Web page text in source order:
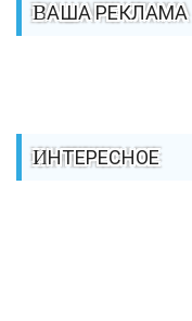
ВАША РЕКЛАМА
ИНТЕРЕСНОЕ